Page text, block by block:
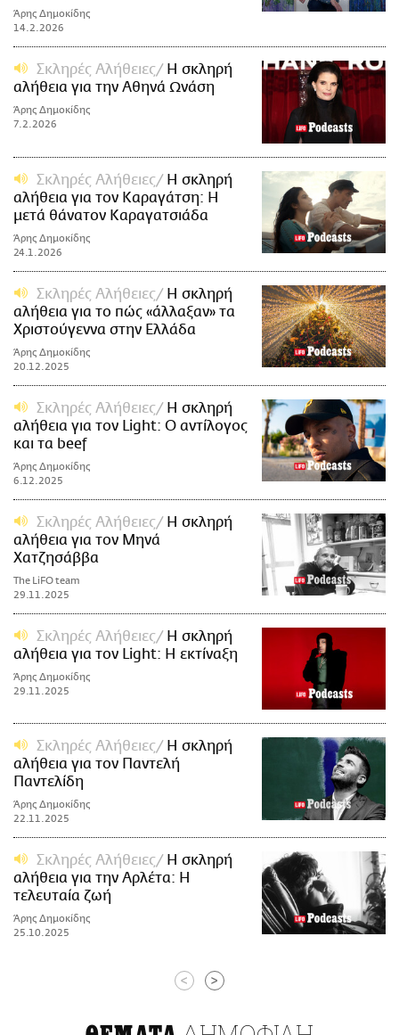
Άρης Δημοκίδης
14.2.2026
Σκληρές Αλήθειες
H σκληρή
αλήθεια για την Αθηνά Ωνάση
Άρης Δημοκίδης
7.2.2026
Σκληρές Αλήθειες
Η σκληρή
αλήθεια για τον Καραγάτση: Η
μετά θάνατον Καραγατσιάδα
Άρης Δημοκίδης
24.1.2026
Σκληρές Αλήθειες
Η σκληρή
αλήθεια για το πώς «άλλαξαν» τα
Χριστούγεννα στην Ελλάδα
Άρης Δημοκίδης
20.12.2025
Σκληρές Αλήθειες
Η σκληρή
αλήθεια για τον Light: Ο αντίλογος
και τα beef
Άρης Δημοκίδης
6.12.2025
Σκληρές Αλήθειες
Η σκληρή
αλήθεια για τον Μηνά
Χατζησάββα
The LiFO team
29.11.2025
Σκληρές Αλήθειες
Η σκληρή
αλήθεια για τον Light: Η εκτίναξη
Άρης Δημοκίδης
29.11.2025
Σκληρές Αλήθειες
Η σκληρή
αλήθεια για τον Παντελή
Παντελίδη
Άρης Δημοκίδης
22.11.2025
Σκληρές Αλήθειες
Η σκληρή
αλήθεια για την Αρλέτα: Η
τελευταία ζωή
Άρης Δημοκίδης
25.10.2025
< >